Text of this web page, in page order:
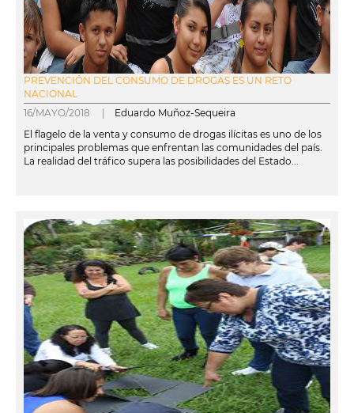
PREVENCIÓN DEL CONSUMO DE DROGAS ES UN RETO
NACIONAL
16/MAYO/2018 | Eduardo Muñoz-Sequeira
El flagelo de la venta y consumo de drogas ilícitas es uno de los
principales problemas que enfrentan las comunidades del país.
La realidad del tráfico supera las posibilidades del Estado...